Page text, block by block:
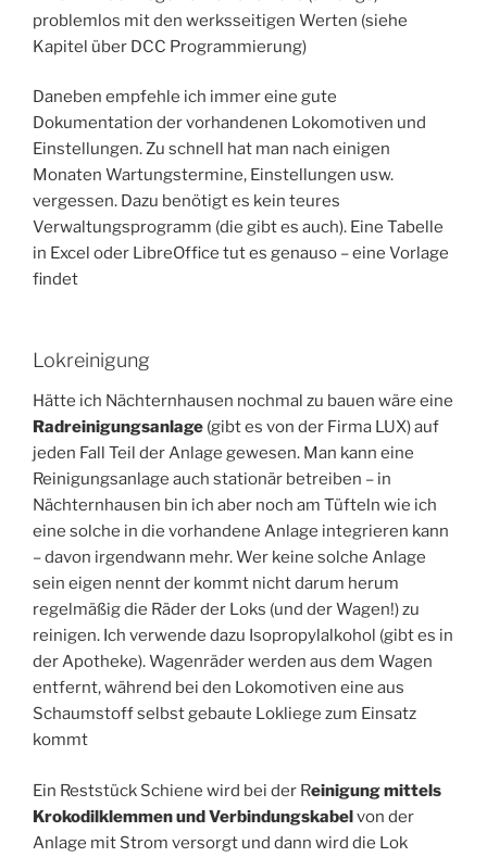
problemlos mit den werksseitigen Werten (siehe
Kapitel über DCC Programmierung)
Daneben empfehle ich immer eine gute
Dokumentation der vorhandenen Lokomotiven und
Einstellungen. Zu schnell hat man nach einigen
Monaten Wartungstermine, Einstellungen usw.
vergessen. Dazu benötigt es kein teures
Verwaltungsprogramm (die gibt es auch). Eine Tabelle
in Excel oder LibreOffice tut es genauso – eine Vorlage
findet
Lokreinigung
Hätte ich Nächternhausen nochmal zu bauen wäre eine
Radreinigungsanlage (gibt es von der Firma LUX) auf
jeden Fall Teil der Anlage gewesen. Man kann eine
Reinigungsanlage auch stationär betreiben – in
Nächternhausen bin ich aber noch am Tüfteln wie ich
eine solche in die vorhandene Anlage integrieren kann
– davon irgendwann mehr. Wer keine solche Anlage
sein eigen nennt der kommt nicht darum herum
regelmäßig die Räder der Loks (und der Wagen!) zu
reinigen. Ich verwende dazu Isopropylalkohol (gibt es in
der Apotheke). Wagenräder werden aus dem Wagen
entfernt, während bei den Lokomotiven eine aus
Schaumstoff selbst gebaute Lokliege zum Einsatz
kommt
Ein Reststück Schiene wird bei der Reinigung mittels
Krokodilklemmen und Verbindungskabelvon der
Anlage mit Strom versorgt und dann wird die Lok